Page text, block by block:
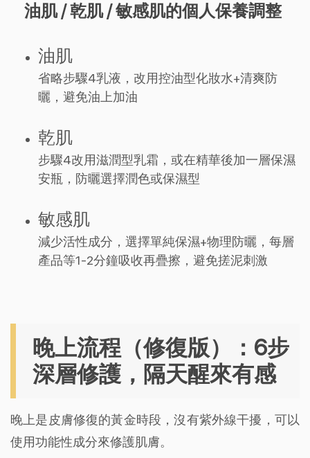
油肌 / 乾肌 / 敏感肌的個人保養調整
油肌
省略步驟4乳液，改用控油型化妝水+清爽防
曬，避免油上加油
乾肌
步驟4改用滋潤型乳霜，或在精華後加一層保濕
安瓶，防曬選擇潤色或保濕型
敏感肌
減少活性成分，選擇單純保濕+物理防曬，每層
產品等1-2分鐘吸收再疊擦，避免搓泥刺激
晚上流程（修復版）：6步
深層修護，隔天醒來有感
晚上是皮膚修復的黃金時段，沒有紫外線干擾，可以
使用功能性成分來修護肌膚。